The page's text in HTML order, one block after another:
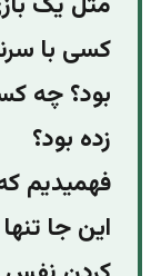
کسی با
بود؟ چه
زده بود؟
فهمیدیم
این‌ جا